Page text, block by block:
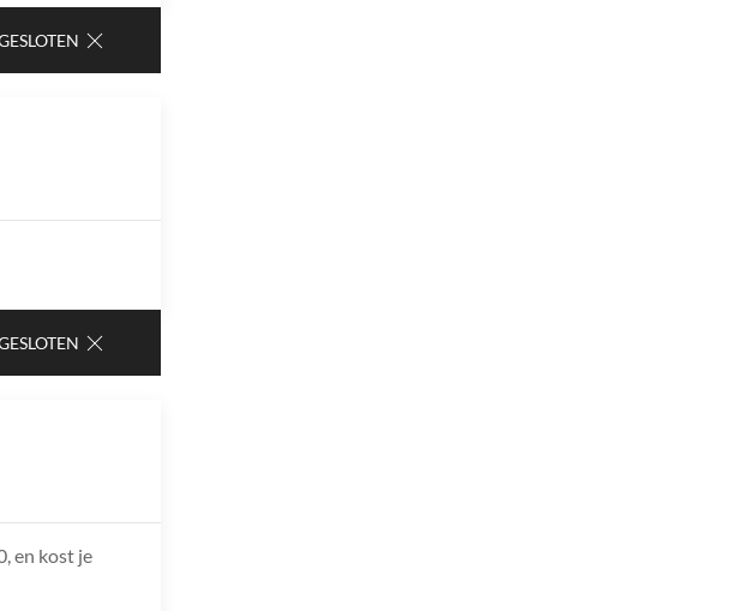
en kost je